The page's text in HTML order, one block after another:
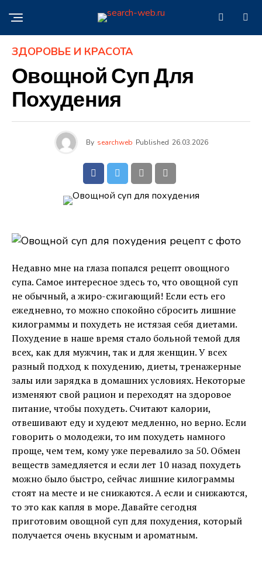
ЗДОРОВЬЕ И КРАСОТА
Овощной Суп Для
Похудения
By searchweb Published 26.03.2026
Недавно мне на глаза попался рецепт овощного
супа. Самое интересное здесь то, что овощной суп
не обычный, а жиро-сжигающий! Если есть его
ежедневно, то можно спокойно сбросить лишние
килограммы и похудеть не истязая себя диетами.
Похудение в наше время стало больной темой для
всех, как для мужчин, так и для женщин. У всех
разный подход к похудению, диеты, тренажерные
залы или зарядка в домашних условиях. Некоторые
изменяют свой рацион и переходят на здоровое
питание, чтобы похудеть. Считают калории,
отвешивают еду и худеют медленно, но верно. Если
говорить о молодежи, то им похудеть намного
проще, чем тем, кому уже перевалило за 50. Обмен
веществ замедляется и если лет 10 назад похудеть
можно было быстро, сейчас лишние килограммы
стоят на месте и не снижаются. А если и снижаются,
то это как капля в море. Давайте сегодня
приготовим овощной суп для похудения, который
получается очень вкусным и ароматным.